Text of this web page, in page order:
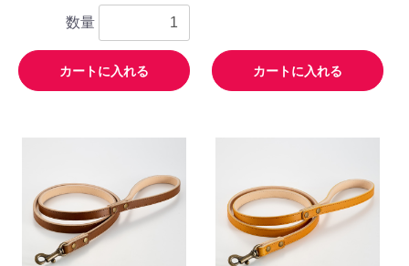
数量
カートに入れる カートに入れる